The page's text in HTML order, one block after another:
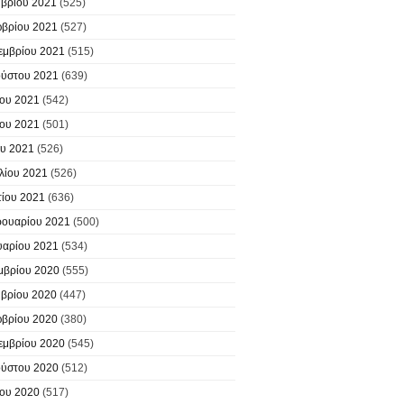
2021 (525)
2021 (527)
2021 (515)
2021 (639)
2021 (542)
2021 (501)
2021 (526)
2021 (526)
2021 (636)
2021 (500)
2021 (534)
2020 (555)
2020 (447)
2020 (380)
2020 (545)
2020 (512)
2020 (517)